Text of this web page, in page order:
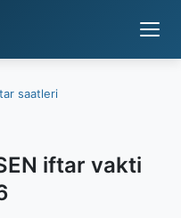
saatleri
iftar vakti